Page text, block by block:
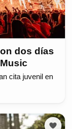
dos días
cita juvenil en